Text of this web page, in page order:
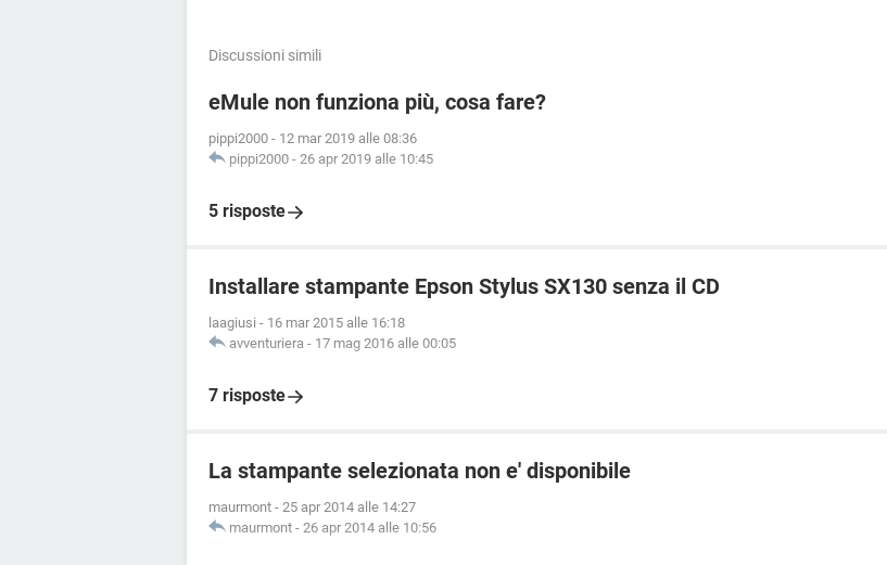
Discussioni simili
eMule non funziona più, cosa fare?
pippi2000 - 12 mar 2019 alle 08:36
pippi2000 - 26 apr 2019 alle 10:45
5 risposte
Installare stampante Epson Stylus SX130 senza il CD
laagiusi - 16 mar 2015 alle 16:18
avventuriera - 17 mag 2016 alle 00:05
7 risposte
La stampante selezionata non e' disponibile
maurmont - 25 apr 2014 alle 14:27
maurmont - 26 apr 2014 alle 10:56